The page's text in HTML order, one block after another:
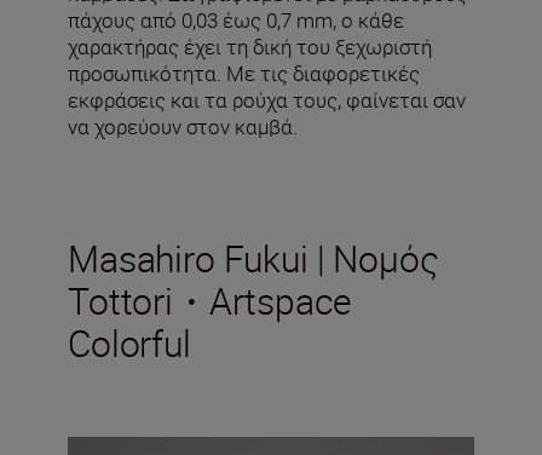
πάχους από 0,03 έως 0,7 mm, ο κάθε
χαρακτήρας έχει τη δική του ξεχωριστή
προσωπικότητα. Με τις διαφορετικές
εκφράσεις και τα ρούχα τους, φαίνεται σαν
να χορεύουν στον καμβά.
Masahiro Fukui | Νομός
Tottori・Artspace
Colorful